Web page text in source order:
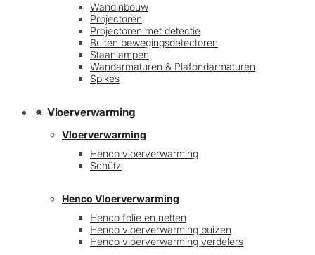
Wandinbouw
Projectoren
Projectoren met detectie
Buiten bewegingsdetectoren
Staanlampen
Wandarmaturen & Plafondarmaturen
Spikes
🔅 Vloerverwarming
Vloerverwarming
Henco vloerverwarming
Schütz
Henco Vloerverwarming
Henco folie en netten
Henco vloerverwarming buizen
Henco vloerverwarming verdelers